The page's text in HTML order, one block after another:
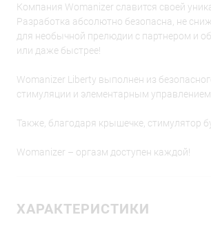
Компания Womanizer славится своей
Разработка абсолютно безопасна, не
для необычной прелюдии с партнером и
или даже быстрее!
Womanizer Liberty выполнен из
стимуляции и элементарным
Также, благодаря крышечке, стимулятор
Womanizer – оргазм доступен каждой!
ХАРАКТЕРИСТИКИ